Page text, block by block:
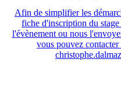
Afin de simplifier les
fiche d'inscription du
l'évènement ou nous
vous pouvez